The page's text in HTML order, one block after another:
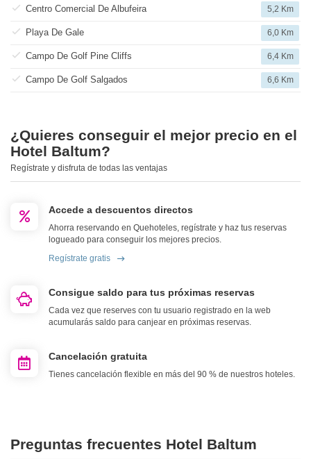
Centro Comercial De Albufeira 5,2 Km
Playa De Gale 6,0 Km
Campo De Golf Pine Cliffs 6,4 Km
Campo De Golf Salgados 6,6 Km
¿Quieres conseguir el mejor precio en el
Hotel Baltum?
Regístrate y disfruta de todas las ventajas
Accede a descuentos directos
Ahorra reservando en Quehoteles, regístrate y haz tus reservas
logueado para conseguir los mejores precios.
Regístrate gratis
Consigue saldo para tus próximas reservas
Cada vez que reserves con tu usuario registrado en la web
acumularás saldo para canjear en próximas reservas.
Cancelación gratuita
Tienes cancelación flexible en más del 90 % de nuestros hoteles.
Preguntas frecuentes Hotel Baltum